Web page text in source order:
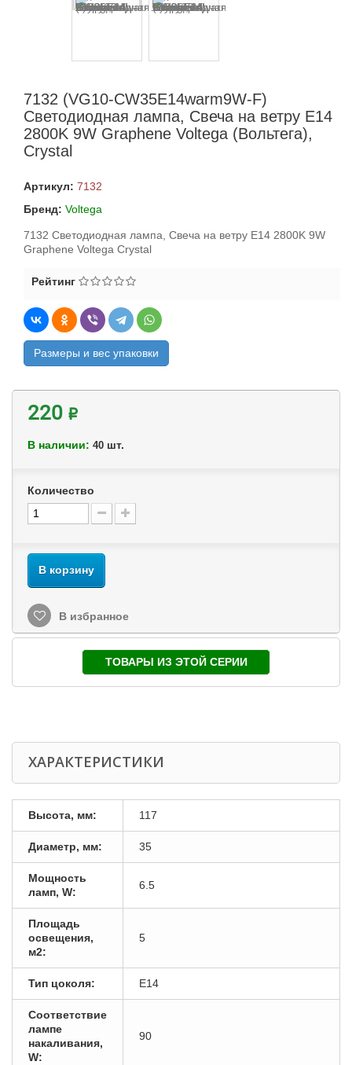
7132 (VG10-CW35E14warm9W-F)
Светодиодная лампа, Свеча на ветру E14
2800K 9W Graphene Voltega (Вольтега),
Crystal
Артикул: 7132
Бренд: Voltega
7132 Светодиодная лампа, Свеча на ветру E14 2800K 9W
Graphene Voltega Crystal
Рейтинг
Размеры и вес упаковки
220 ₽
В наличии: 40 шт.
Количество
В корзину
В избранное
ТОВАРЫ ИЗ ЭТОЙ СЕРИИ
ХАРАКТЕРИСТИКИ
Высота, мм: 117
Диаметр, мм: 35
Мощность
ламп, W:
6.5
Площадь
освещения,
м2:
5
Тип цоколя: E14
Соответствие
лампе
накаливания,
W:
90